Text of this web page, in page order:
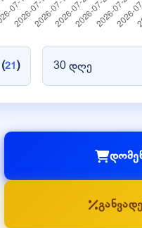
21) 30 დღე